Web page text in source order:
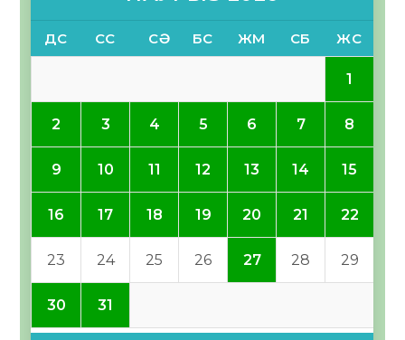
ДС СС СӘ БС ЖМ СБ ЖС
1
2 3 4 5 6 7 8
9 10 11 12 13 14 15
16 17 18 19 20 21 22
23 24 25 26 27 28 29
30 31